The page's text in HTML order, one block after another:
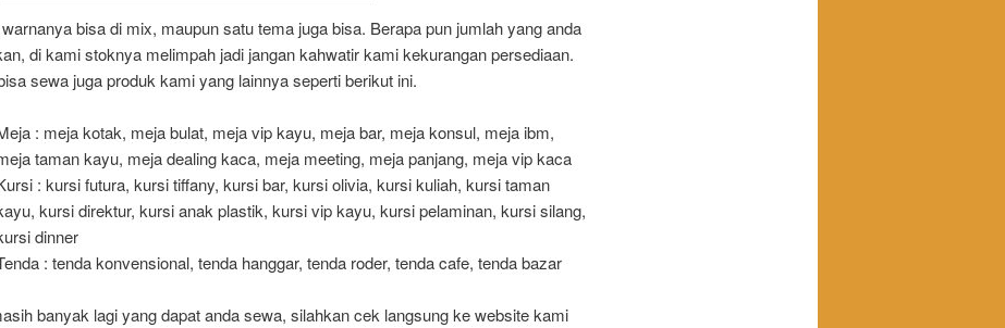
bisa di mix, maupun satu tema juga bisa. Berapa pun jumlah yang anda
di kami stoknya melimpah jadi jangan kahwatir kami kekurangan persediaan.
sewa juga produk kami yang lainnya seperti berikut ini.
: meja kotak, meja bulat, meja vip kayu, meja bar, meja konsul, meja ibm,
taman kayu, meja dealing kaca, meja meeting, meja panjang, meja vip kaca
: kursi futura, kursi tiffany, kursi bar, kursi olivia, kursi kuliah, kursi taman
kursi direktur, kursi anak plastik, kursi vip kayu, kursi pelaminan, kursi silang,
dinner
: tenda konvensional, tenda hanggar, tenda roder, tenda cafe, tenda bazar
banyak lagi yang dapat anda sewa, silahkan cek langsung ke website kami